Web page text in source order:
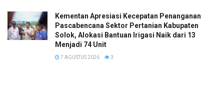
Kementan Apresiasi Kecepatan Penanganan
Pascabencana Sektor Pertanian Kabupaten
Solok, Alokasi Bantuan Irigasi Naik dari 13
Menjadi 74 Unit
7 AGUSTUS 2026 3